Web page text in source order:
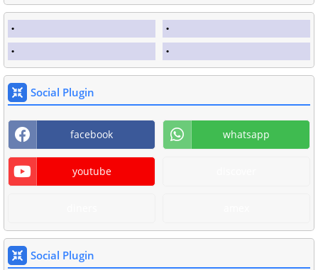
Social Plugin
facebook whatsapp
youtube
Social Plugin